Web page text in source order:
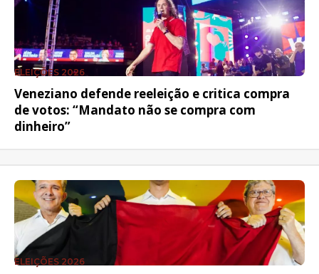
ELEIÇÕES 2026
Veneziano defende reeleição e critica compra
de votos: “Mandato não se compra com
dinheiro”
ELEIÇÕES 2026